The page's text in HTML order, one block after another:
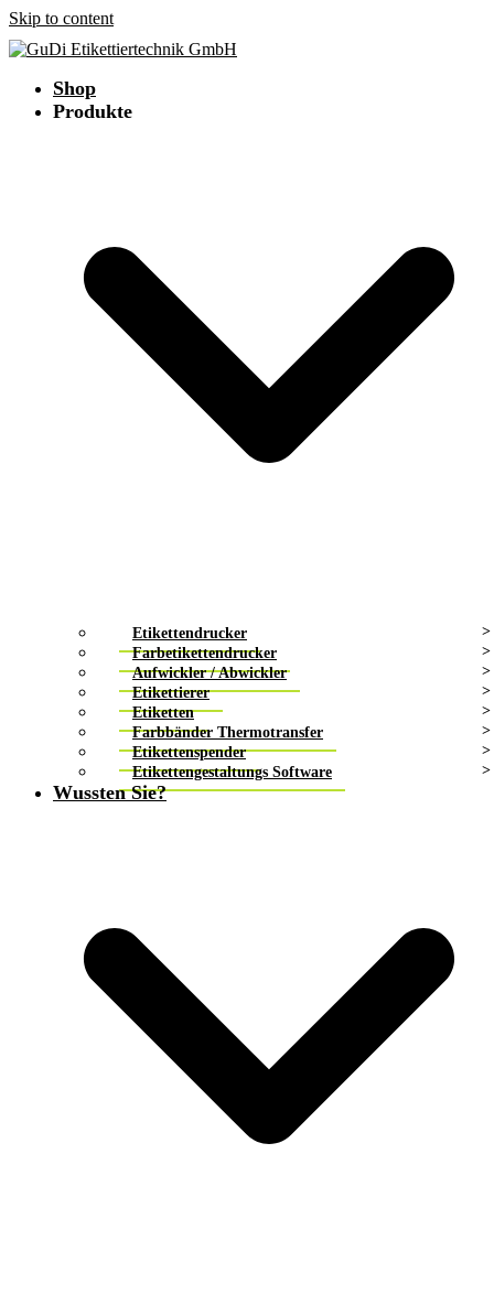
Skip to content
Shop
Produkte
Etikettendrucker
Farbetikettendrucker
Aufwickler / Abwickler
Etikettierer
Etiketten
Farbbänder Thermotransfer
Etikettenspender
Etikettengestaltungs Software
Wussten Sie?